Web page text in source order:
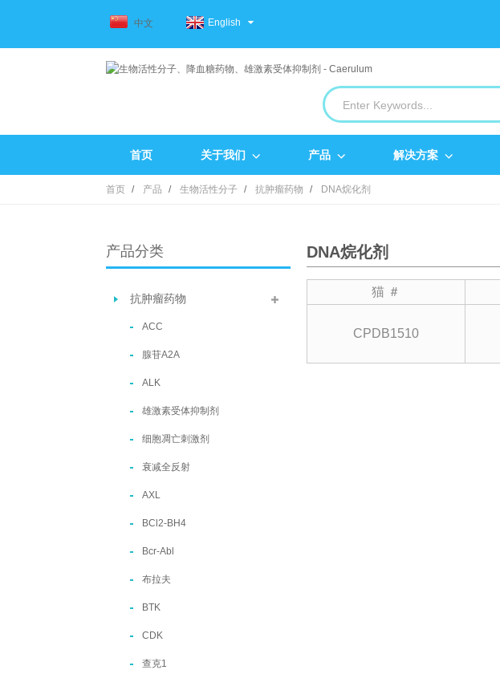
中文 English
首页 关于我们 产品 解决方案
首页 产品 生物活性分子 抗肿瘤药物 DNA烷化剂
产品分类
抗肿瘤药物
ACC
腺苷A2A
ALK
雄激素受体抑制剂
细胞凋亡刺激剂
衰减全反射
AXL
BCl2-BH4
Bcr-Abl
布拉夫
BTK
CDK
查克1
DNA烷化剂
猫 ＃
CPDB1510